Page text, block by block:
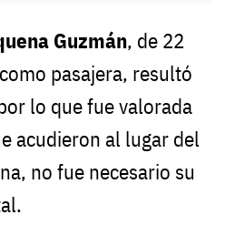
Guzmán, de 22
pasajera, resultó
lo que fue valorada
acudieron al lugar del
no fue necesario su